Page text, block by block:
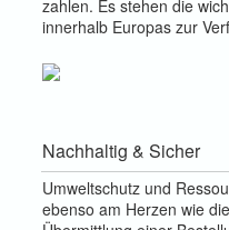
zahlen. Es stehen die
innerhalb Europas zur
Nachhaltig & Sicher
Umweltschutz und
ebenso am Herzen wie